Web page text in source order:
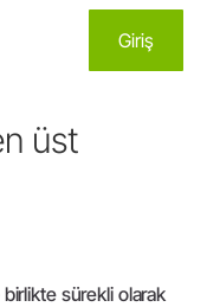
Giriş
üst
sürekli olarak